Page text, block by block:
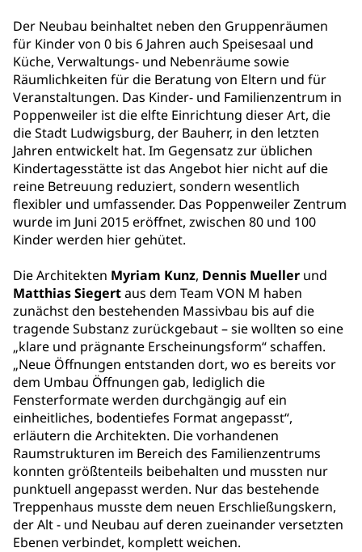
Der Neubau beinhaltet neben den Gruppenräumen
für Kinder von 0 bis 6 Jahren auch Speisesaal und
Küche, Verwaltungs- und Nebenräume sowie
Räumlichkeiten für die Beratung von Eltern und für
Veranstaltungen. Das Kinder- und Familienzentrum in
Poppenweiler ist die elfte Einrichtung dieser Art, die
die Stadt Ludwigsburg, der Bauherr, in den letzten
Jahren entwickelt hat. Im Gegensatz zur üblichen
Kindertagesstätte ist das Angebot hier nicht auf die
reine Betreuung reduziert, sondern wesentlich
flexibler und umfassender. Das Poppenweiler Zentrum
wurde im Juni 2015 eröffnet, zwischen 80 und 100
Kinder werden hier gehütet.
Die Architekten Myriam Kunz, Dennis Mueller und
Matthias Siegertaus dem Team VON M haben
zunächst den bestehenden Massivbau bis auf die
tragende Substanz zurückgebaut – sie wollten so eine
„klare und prägnante Erscheinungsform“ schaffen.
„Neue Öffnungen entstanden dort, wo es bereits vor
dem Umbau Öffnungen gab, lediglich die
Fensterformate werden durchgängig auf ein
einheitliches, bodentiefes Format angepasst“,
erläutern die Architekten. Die vorhandenen
Raumstrukturen im Bereich des Familienzentrums
konnten größtenteils beibehalten und mussten nur
punktuell angepasst werden. Nur das bestehende
Treppenhaus musste dem neuen Erschließungskern,
der Alt - und Neubau auf deren zueinander versetzten
Ebenen verbindet, komplett weichen.